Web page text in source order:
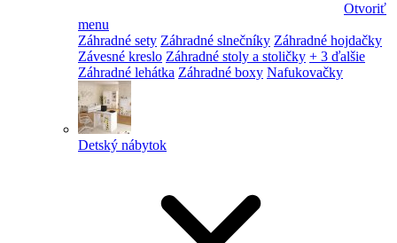
Otvoriť
menu
Záhradné sety Záhradné slnečníky Záhradné hojdačky
Závesné kreslo Záhradné stoly a stoličky + 3 ďalšie
Záhradné lehátka Záhradné boxy Nafukovačky
Detský nábytok